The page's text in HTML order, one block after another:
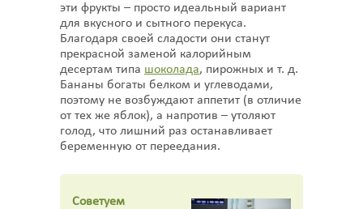
эти фрукты – просто идеальный вариант
для вкусного и сытного перекуса.
Благодаря своей сладости они станут
прекрасной заменой калорийным
десертам типа шоколада, пирожных и т. д.
Бананы богаты белком и углеводами,
поэтому не возбуждают аппетит (в отличие
от тех же яблок), а напротив – утоляют
голод, что лишний раз останавливает
беременную от переедания.
Советуем